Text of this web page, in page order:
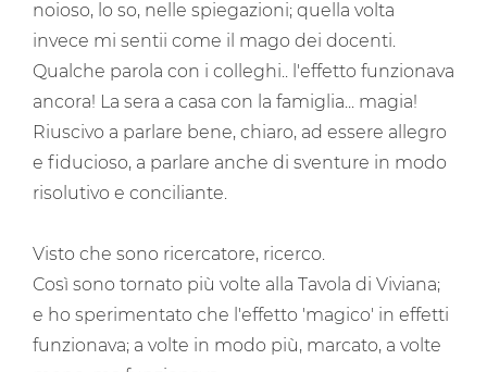
noioso, lo so, nelle spiegazioni; quella volta
invece mi sentii come il mago dei docenti.
Qualche parola con i colleghi.. l'effetto funzionava
ancora! La sera a casa con la famiglia... magia!
Riuscivo a parlare bene, chiaro, ad essere allegro
e fiducioso, a parlare anche di sventure in modo
risolutivo e conciliante.
Visto che sono ricercatore, ricerco.
Così sono tornato più volte alla Tavola di Viviana;
e ho sperimentato che l'effetto 'magico' in effetti
funzionava; a volte in modo più, marcato, a volte